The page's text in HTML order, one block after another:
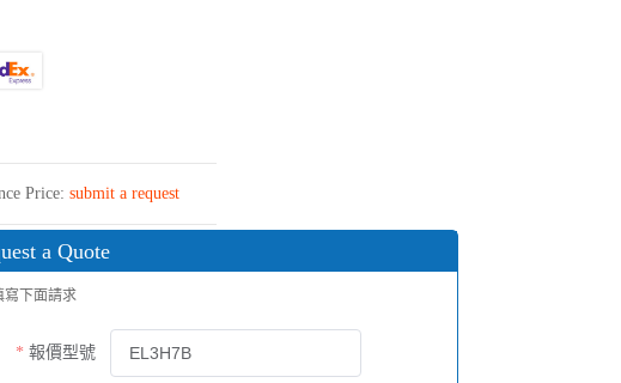
Price: submit a request
a Quote
寫下面請求
報價型號